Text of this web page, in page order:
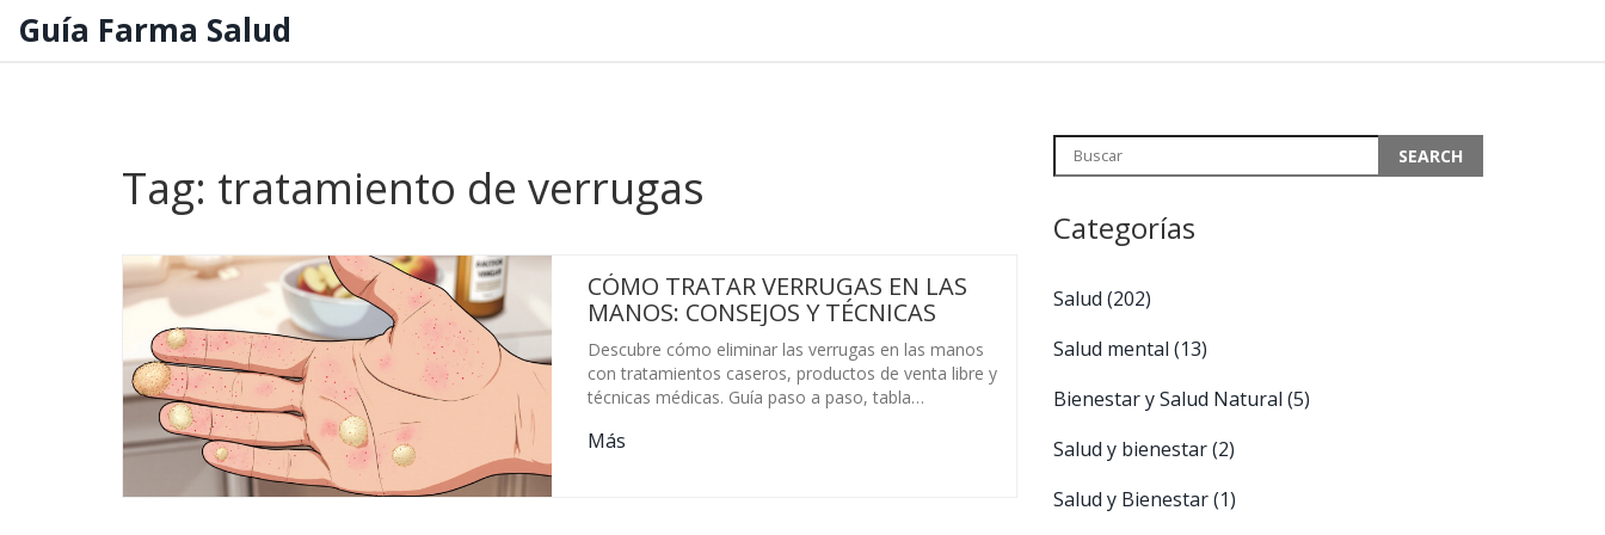
Guía Farma Salud
Tag: tratamiento de verrugas
CÓMO TRATAR VERRUGAS EN LAS
MANOS: CONSEJOS Y TÉCNICAS
Descubre cómo eliminar las verrugas en las manos
con tratamientos caseros, productos de venta libre y
técnicas médicas. Guía paso a paso, tabla
Más
Categorías
Salud (202)
Salud mental (13)
Bienestar y Salud Natural (5)
Salud y bienestar(2)
Salud y Bienestar(1)